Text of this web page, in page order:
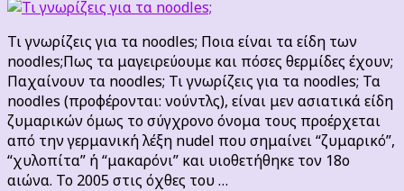
γνωρίζεις
για
τα
noodles;
Τι γνωρίζεις για τα noodles; Ποια είναι τα είδη των
noodles;Πως τα μαγειρεύουμε και πόσες θερμίδες έχουν;
Παχαίνουν τα noodles; Τι γνωρίζεις για τα noodles; Τα
noodles (προφέρονται: νούντλς), είναι μεν ασιατικά είδη
ζυμαρικών όμως το σύγχρονο όνομα τους προέρχεται
από την γερμανική λέξη nudel που σημαίνει “ζυμαρικό”,
“χυλοπίτα” ή “μακαρόνι” και υιοθετήθηκε τον 18ο
αιώνα. Το 2005 στις όχθες του …